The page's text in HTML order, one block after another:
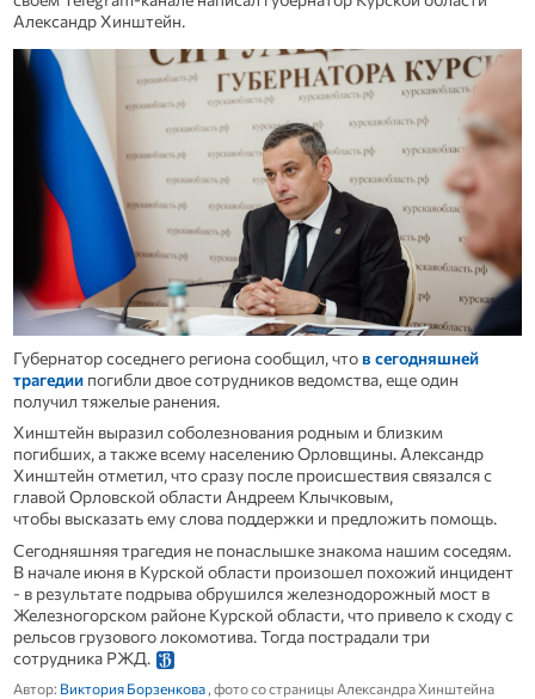
Александр Хинштейн.
Губернатор соседнего региона сообщил, чтов сегодняшней
трагедиипогибли двое сотрудников ведомства, еще один
получил тяжелые ранения.
Хинштейн выразил соболезнования родным и близким
погибших, а также всему населению Орловщины. Александр
Хинштейн отметил, что сразу после происшествия связался с
главой Орловской области Андреем Клычковым,
чтобы высказать ему слова поддержки и предложить помощь.
Сегодняшняя трагедия не понаслышке знакома нашим соседям.
В начале июня в Курской области произошел похожий инцидент
- в результате подрыва обрушился железнодорожный мост в
Железногорском районе Курской области, что привело к сходу с
рельсов грузового локомотива. Тогда пострадали три
сотрудника РЖД.
Автор: Виктория Борзенкова, фото со страницы Александра Хинштейна